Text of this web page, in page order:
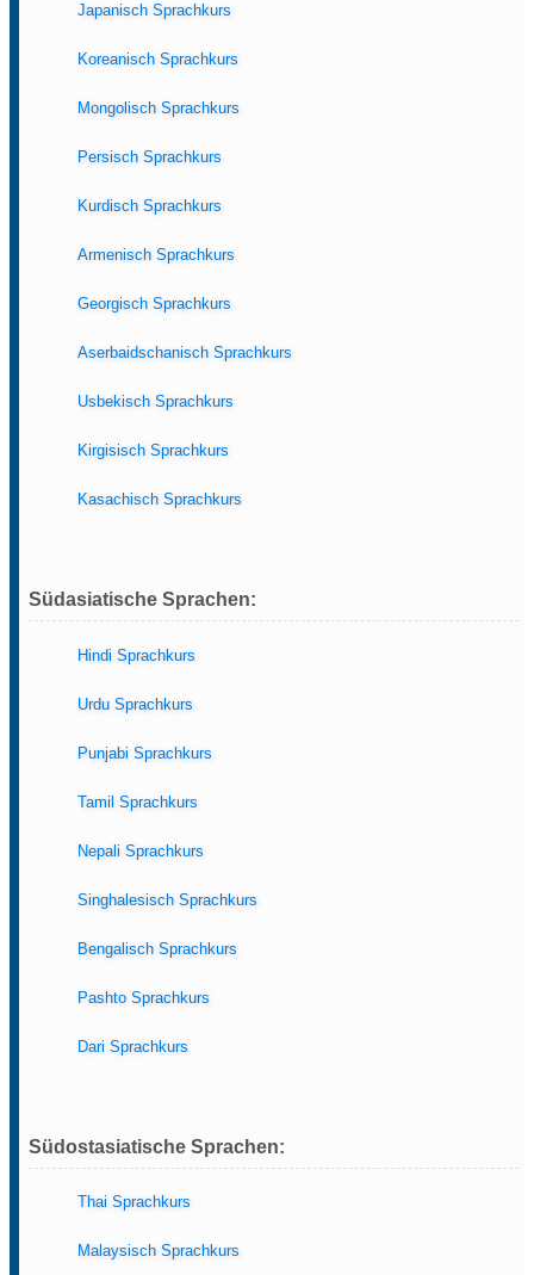
Japanisch Sprachkurs
Koreanisch Sprachkurs
Mongolisch Sprachkurs
Persisch Sprachkurs
Kurdisch Sprachkurs
Armenisch Sprachkurs
Georgisch Sprachkurs
Aserbaidschanisch Sprachkurs
Usbekisch Sprachkurs
Kirgisisch Sprachkurs
Kasachisch Sprachkurs
Südasiatische Sprachen:
Hindi Sprachkurs
Urdu Sprachkurs
Punjabi Sprachkurs
Tamil Sprachkurs
Nepali Sprachkurs
Singhalesisch Sprachkurs
Bengalisch Sprachkurs
Pashto Sprachkurs
Dari Sprachkurs
Südostasiatische Sprachen:
Thai Sprachkurs
Malaysisch Sprachkurs